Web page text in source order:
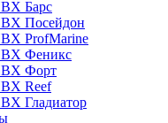
Барс
Посейдон
ProfMarine
Феникс
Форт
Reef
Гладиатор